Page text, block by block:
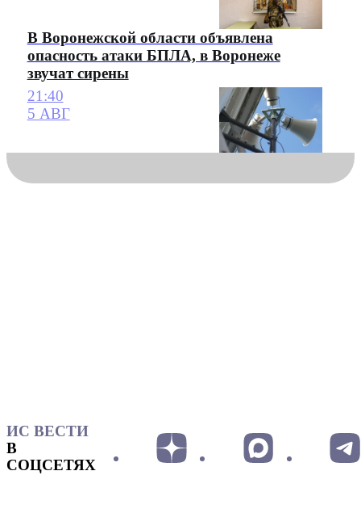
В Воронежской области объявлена
опасность атаки БПЛА, в Воронеже
звучат сирены
21:40
5 АВГ
ИС ВЕСТИ
В
СОЦСЕТЯХ